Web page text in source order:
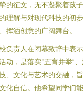
的征文，无不凝聚着孩
理解与对现代科技的初
挥洒创意的广阔舞台。
负责人在闭幕致辞中表
动，是落实“五育并举”
、文化与艺术的交融，
化自信。他希望同学们